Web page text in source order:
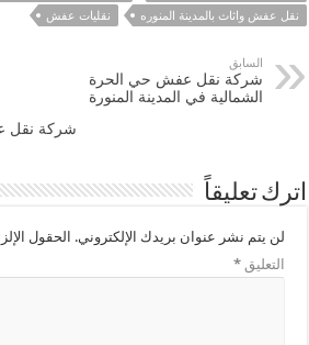
نقل عفش واثاث بالمدينة المنوره
نقليات عفش
السابق
شركة نقل عفش حي الحرة
الشمالية في المدينة المنورة
شركة نقل
اترك تعليقاً
لن يتم نشر عنوان بريدك الإلكتروني. الحقول
التعليق*